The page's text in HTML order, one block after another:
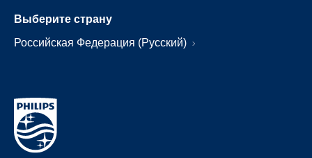
Выберите страну
Российская Федерация (Русский)